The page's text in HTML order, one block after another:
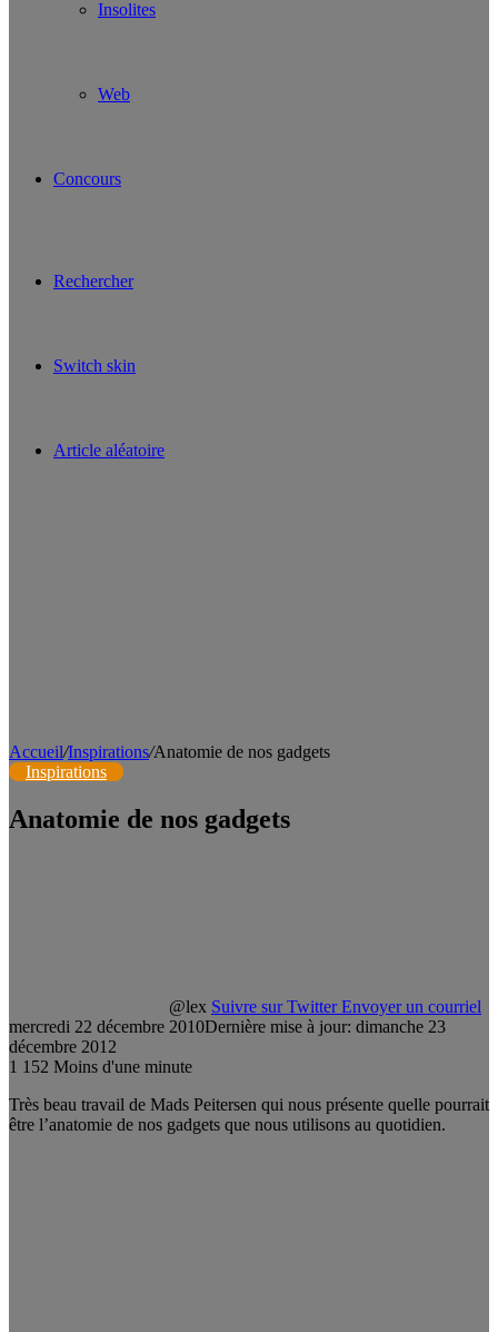
Insolites
Web
Concours
Rechercher
Switch skin
Article aléatoire
Accueil/Inspirations/Anatomie de nos gadgets
Inspirations
Anatomie de nos gadgets
@lex Suivre sur Twitter Envoyer un courriel
mercredi 22 décembre 2010Dernière mise à jour: dimanche 23
décembre 2012
1 152 Moins d'une minute
Très beau travail de Mads Peitersen qui nous présente quelle pourrait
être l’anatomie de nos gadgets que nous utilisons au quotidien.